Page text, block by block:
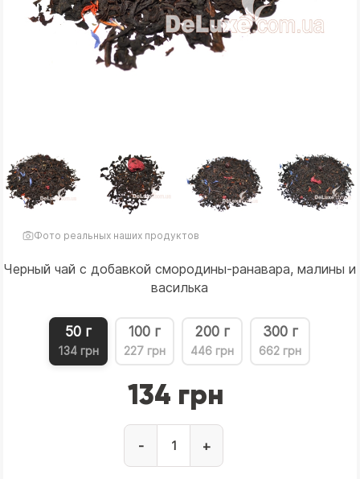
Фото реальных наших продуктов
Черный чай с добавкой смородины-ранавара, малины и
василька
50 г
134 грн
100 г
227 грн
200 г
446 грн
300 г
662 грн
134 грн
- +